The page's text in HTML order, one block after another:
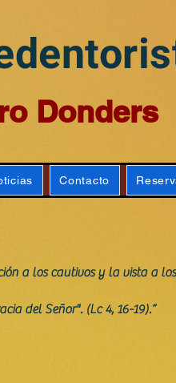
Donders
Contacto
a los cautivos y la vista a
del Señor". (Lc 4, 16-19).”